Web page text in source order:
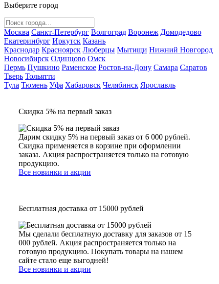
Выберите город
Москва Санкт-Петербург Волгоград Воронеж Домодедово
Екатеринбург Иркутск Казань
Краснодар Красноярск Люберцы Мытищи Нижний Новгород
Новосибирск Одинцово Омск
Пермь Пушкино Раменское Ростов-на-Дону Самара Саратов
Тверь Тольятти
Тула Тюмень Уфа Хабаровск Челябинск Ярославль
Скидка 5% на первый заказ
Дарим скидку 5% на первый заказ от 6 000 рублей.
Скидка применяется в корзине при оформлении
заказа. Акция распространяется только на готовую
продукцию.
Все новинки и акции
Бесплатная доставка от 15000 рублей
Мы сделали бесплатную доставку для заказов от 15
000 рублей. Акция распространяется только на
готовую продукцию. Покупать товары на нашем
сайте стало еще выгодней!
Все новинки и акции